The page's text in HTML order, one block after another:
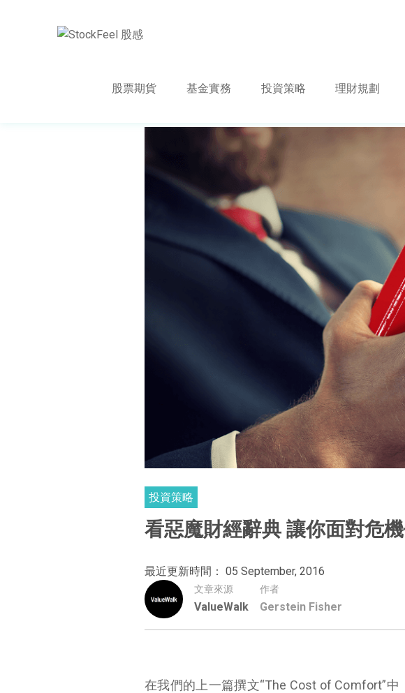
股票期貨 基金實務 投資策略 理財規劃
投資策略
看惡魔財經辭典 讓你面對危
最近更新時間： 05 September, 2016
文章來源
ValueWalk
作者
Gerstein Fisher
在我們的上一篇撰文“The Cost of Comfort”